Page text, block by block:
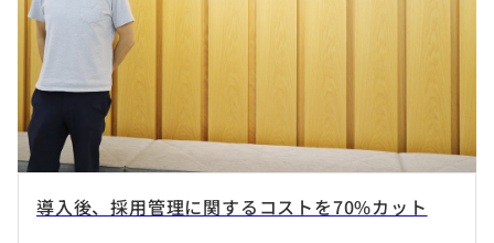
導入後、採用管理に関するコストを70%カット